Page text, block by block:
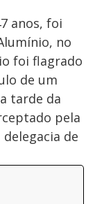
anos, foi
no
foi flagrado
de um
tarde da
pela
de